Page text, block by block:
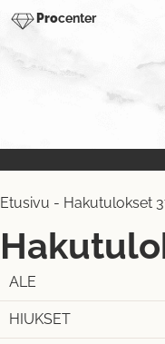
Procenter
Etusivu - Hakutulokset
ALE
HIUKSET